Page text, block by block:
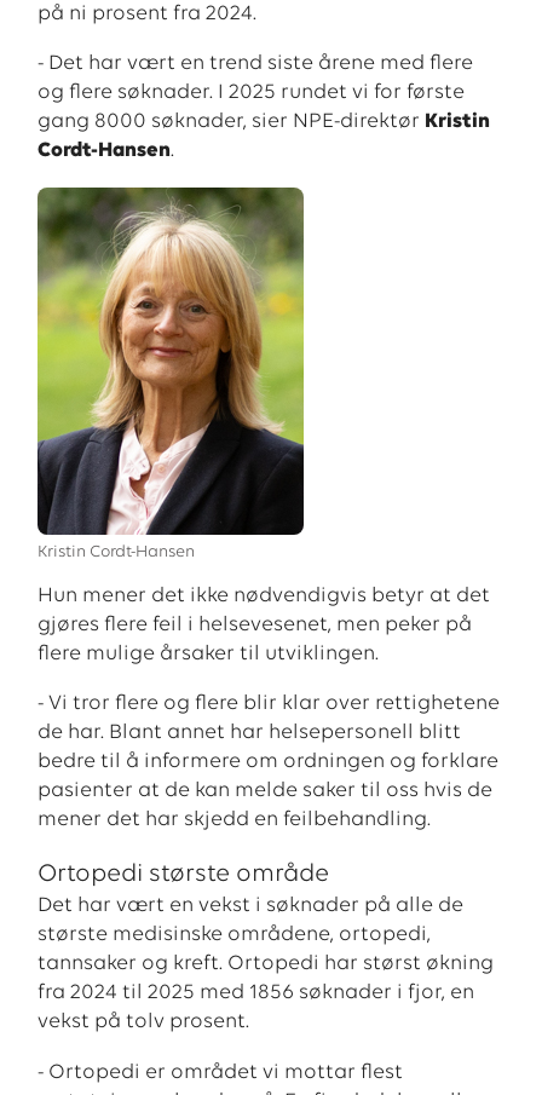
på ni prosent fra 2024.
- Det har vært en trend siste årene med flere
og flere søknader. I 2025 rundet vi for første
gang 8000 søknader, sier NPE-direktør Kristin
Cordt-Hansen.
Kristin Cordt-Hansen
Hun mener det ikke nødvendigvis betyr at det
gjøres flere feil i helsevesenet, men peker på
flere mulige årsaker til utviklingen.
- Vi tror flere og flere blir klar over rettighetene
de har. Blant annet har helsepersonell blitt
bedre til å informere om ordningen og forklare
pasienter at de kan melde saker til oss hvis de
mener det har skjedd en feilbehandling.
Ortopedi største område
Det har vært en vekst i søknader på alle de
største medisinske områdene, ortopedi,
tannsaker og kreft. Ortopedi har størst økning
fra 2024 til 2025 med 1856 søknader i fjor, en
vekst på tolv prosent.
- Ortopedi er området vi mottar flest